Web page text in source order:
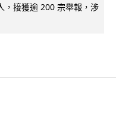
，接獲逾 200 宗舉報，涉